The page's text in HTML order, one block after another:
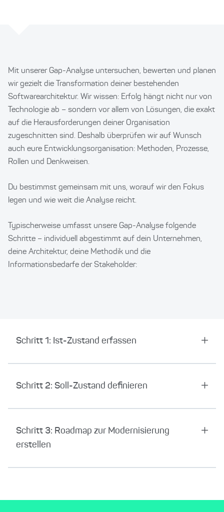
Mit unserer Gap-Analyse untersuchen, bewerten und planen
wir gezielt die Transformation deiner bestehenden
Softwarearchitektur. Wir wissen: Erfolg hängt nicht nur von
Technologie ab – sondern vor allem von Lösungen, die exakt
auf die Herausforderungen deiner Organisation
zugeschnitten sind. Deshalb überprüfen wir auf Wunsch
auch eure Entwicklungsorganisation: Methoden, Prozesse,
Rollen und Denkweisen.
Du bestimmst gemeinsam mit uns, worauf wir den Fokus
legen und wie weit die Analyse reicht.
Typischerweise umfasst unsere Gap-Analyse folgende
Schritte – individuell abgestimmt auf dein Unternehmen,
deine Architektur, deine Methodik und die
Informationsbedarfe der Stakeholder:
Schritt 1: Ist-Zustand erfassen
Schritt 2: Soll-Zustand definieren
Schritt 3: Roadmap zur Modernisierung
erstellen